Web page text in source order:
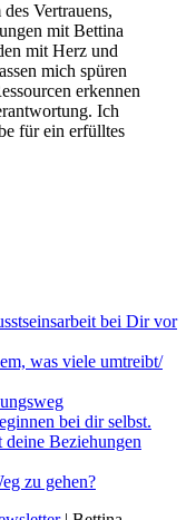
Vertrauens,
mit Bettina
mit Herz und
mich spüren
erkennen
Ich
für ein erfülltes
bei Dir vor
was viele umtreibt/
bei dir selbst.
Beziehungen
zu gehen?